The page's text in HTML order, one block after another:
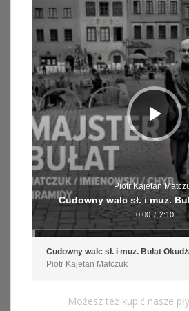
dźwiękowych
Piotr Kajetan
Cudowny walc sł. i muz.
0:00 / 2:10
Cudowny walc sł. i muz. Bułat
Piotr Kajetan Matczuk
Możesz też kupić nasze